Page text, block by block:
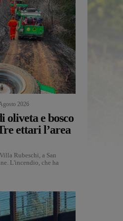
2026
oliveta e bosco
ettari l’area
Rubeschi, a San
L'incendio, che ha